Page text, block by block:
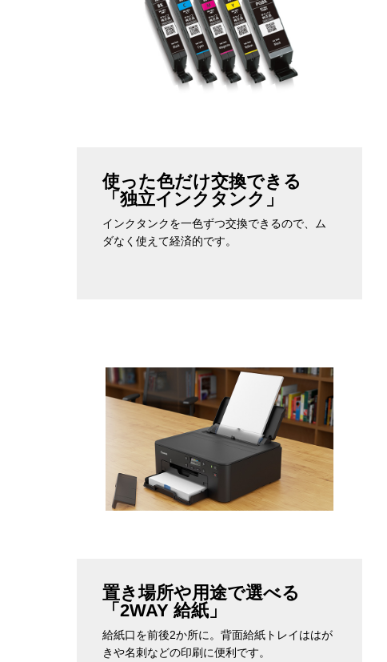
使った色だけ交換できる
「独立インクタンク」
インクタンクを一色ずつ交換できるので、ム
ダなく使えて経済的です。
置き場所や用途で選べる
「2WAY 給紙」
給紙口を前後2か所に。背面給紙トレイははが
きや名刺などの印刷に便利です。